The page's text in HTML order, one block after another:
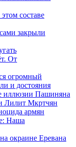
составе
закрыли
От
огромный
и достояния
иллюзии Пашиняна
Лилит Мкртчян
армян
Наша
окраине Еревана